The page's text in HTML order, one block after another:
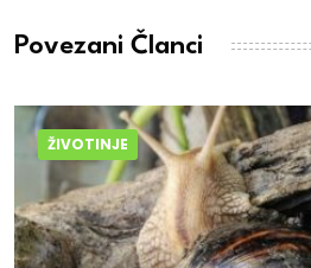
Povezani Članci
ŽIVOTINJE